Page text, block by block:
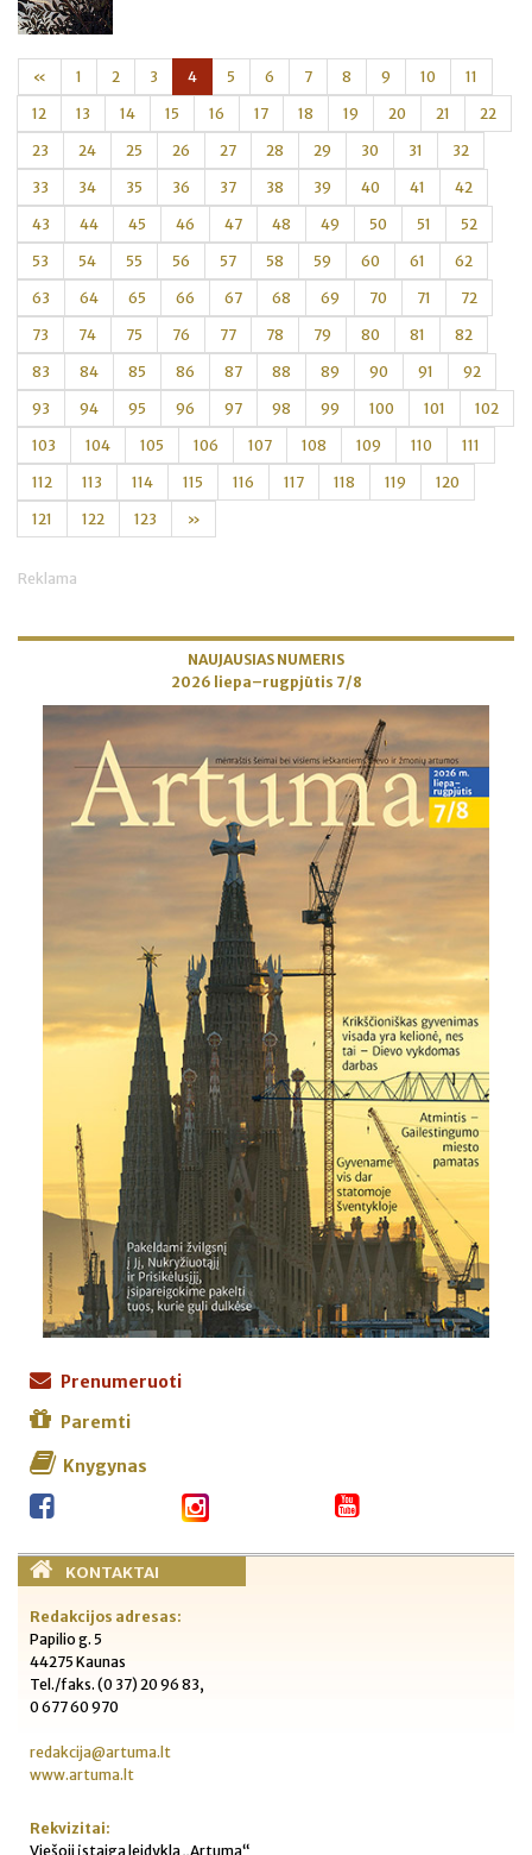
« 1 2 3 4 5 6 7 8 9 10 11
12 13 14 15 16 17 18 19 20 21 22
23 24 25 26 27 28 29 30 31 32
33 34 35 36 37 38 39 40 41 42
43 44 45 46 47 48 49 50 51 52
53 54 55 56 57 58 59 60 61 62
63 64 65 66 67 68 69 70 71 72
73 74 75 76 77 78 79 80 81 82
83 84 85 86 87 88 89 90 91 92
93 94 95 96 97 98 99 100 101 102
103 104 105 106 107 108 109 110 111
112 113 114 115 116 117 118 119 120
121 122 123 »
Reklama
NAUJAUSIAS NUMERIS
2026 liepa–rugpjūtis 7/8
Prenumeruoti
Paremti
Knygynas
KONTAKTAI
Redakcijos adresas:
Papilio g. 5
44275 Kaunas
Tel./faks. (0 37) 20 96 83,
0 677 60 970
redakcija@artuma.lt
www.artuma.lt
Rekvizitai:
Viešoji įstaiga leidykla „Artuma“